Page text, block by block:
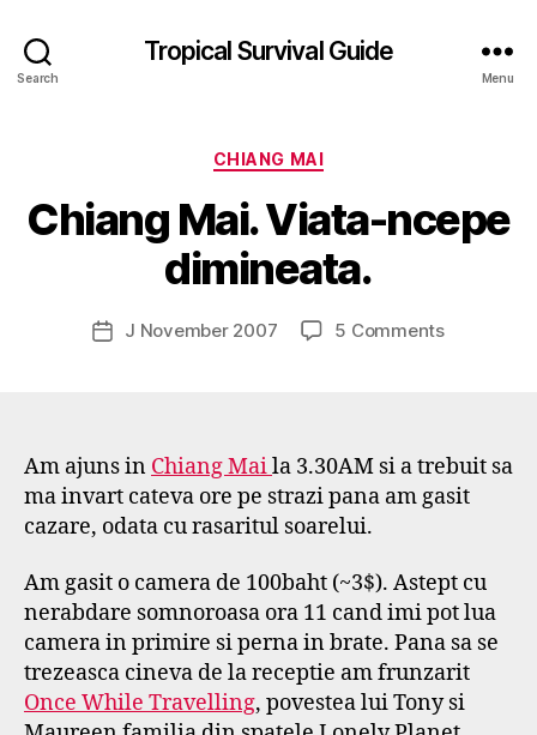
Search
Tropical Survival Guide
Menu
Categories
CHIANG MAI
Chiang Mai. Viata-ncepe
dimineata.
Post
author
B
g
o
s
p
o
d
f
PostJ November 2007 5 Commentson
dimineata.
Am ajuns in Chiang Maila 3.30AM si a trebuit sa
ma invart cateva ore pe strazi pana am gasit
cazare, odata cu rasaritul soarelui.
Am gasit o camera de 100baht (~3$). Astept cu
nerabdare somnoroasa ora 11 cand imi pot lua
camera in primire si perna in brate. Pana sa se
trezeasca cineva de la receptie am frunzarit
Once While Travelling, povestea lui Tony si